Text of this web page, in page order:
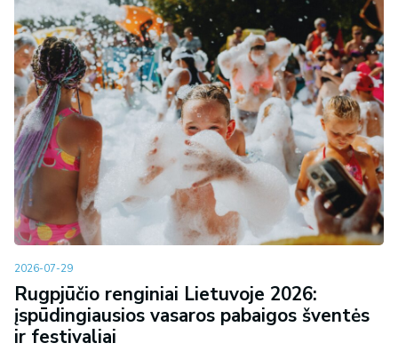
2026-07-29
Rugpjūčio renginiai Lietuvoje 2026:
įspūdingiausios vasaros pabaigos šventės
ir festivaliai